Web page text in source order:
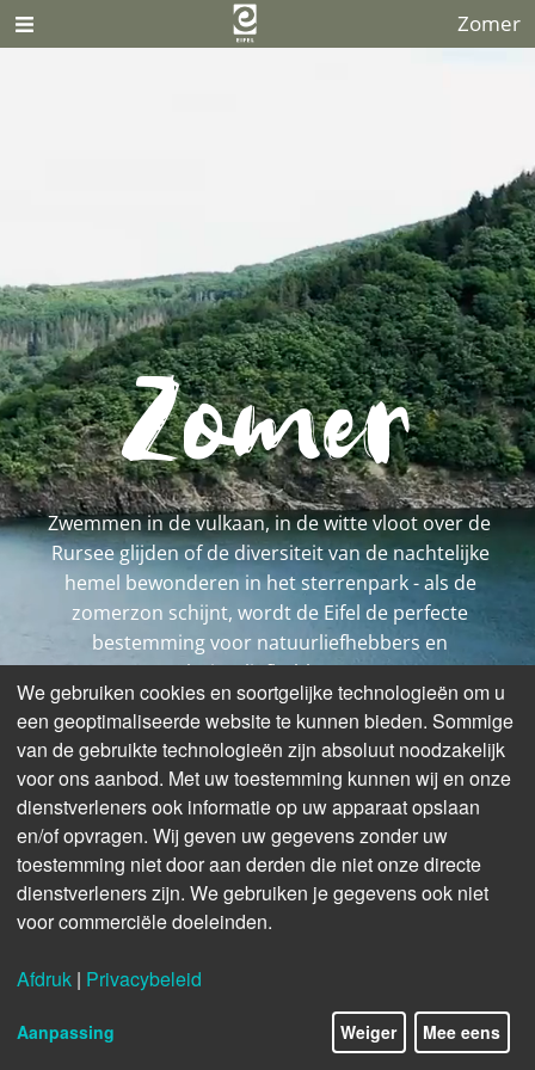
Zomer
Zomer
Zwemmen in de vulkaan, in de witte vloot over de
Rursee glijden of de diversiteit van de nachtelijke
hemel bewonderen in het sterrenpark - als de
zomerzon schijnt, wordt de Eifel de perfecte
bestemming voor natuurliefhebbers en
buitenliefhebbers.
We gebruiken cookies en soortgelijke technologieën om u
een geoptimaliseerde website te kunnen bieden. Sommige
van de gebruikte technologieën zijn absoluut noodzakelijk
voor ons aanbod. Met uw toestemming kunnen wij en onze
dienstverleners ook informatie op uw apparaat opslaan
en/of opvragen. Wij geven uw gegevens zonder uw
toestemming niet door aan derden die niet onze directe
dienstverleners zijn. We gebruiken je gegevens ook niet
voor commerciële doeleinden.
Afdruk | Privacybeleid
Aanpassing Weiger Mee eens